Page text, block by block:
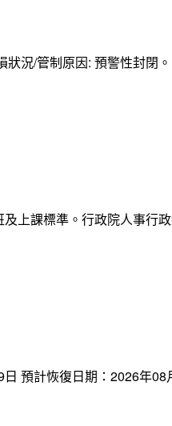
況/管制原因: 預警性封閉。
上課標準。行政院人事行
預計恢復日期：2026年08